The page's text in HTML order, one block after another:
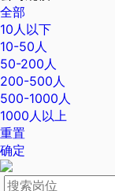
全部
10人以下
10-50人
50-200人
200-500人
500-1000人
1000人以上
重置
确定